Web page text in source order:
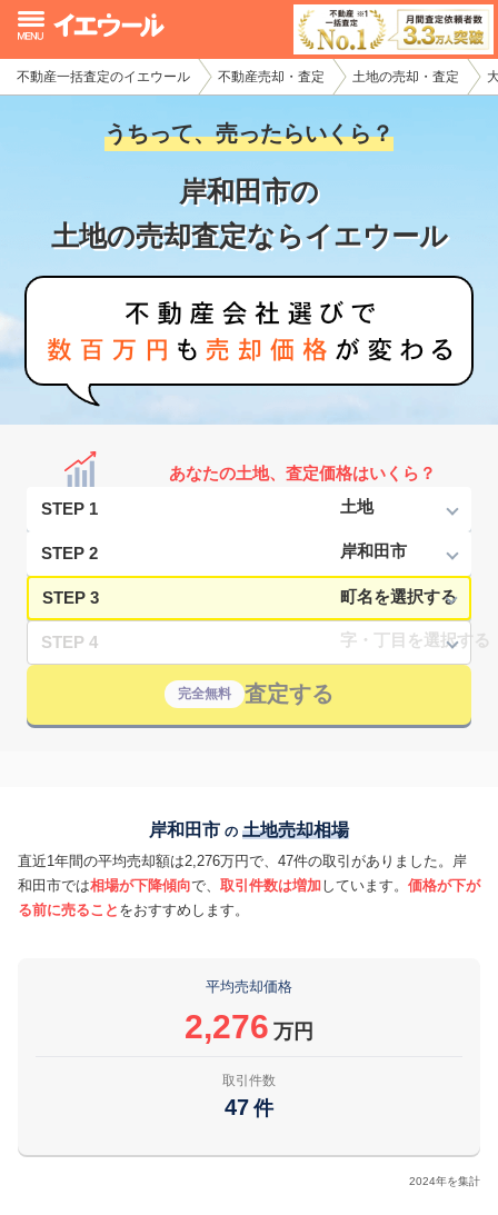
不動産一括査定のイエウール 不動産売却・査定 土地の売却・査定
うちって、売ったらいくら？
岸和田市の
土地の売却査定ならイエウール
あなたの土地、査定価格はいくら？
STEP 1
STEP 2
STEP 3
STEP 4
完全無料 査定する
岸和田市 の 土地売却相場
直近1年間の平均売却額は2,276万円で、47件の取引がありました。岸
和田市では相場が下降傾向で、 取引件数は増加しています。 価格が下が
る前に売ること をおすすめします。
平均売却価格
2,276 万円
取引件数
47 件
2024年を集計
イエウール加盟希望の不動産会社様
初めての方へ
不動産の売却・一括査定
家査定シミュレーター
お問い合わせ